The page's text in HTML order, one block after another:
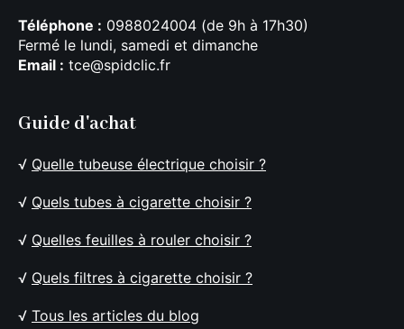
Téléphone : 0988024004 (de 9h à 17h30)
Fermé le lundi, samedi et dimanche
Email : tce@spidclic.fr
Guide d'achat
√ Quelle tubeuse électrique choisir ?
√ Quels tubes à cigarette choisir ?
√ Quelles feuilles à rouler choisir ?
√ Quels filtres à cigarette choisir ?
√ Tous les articles du blog